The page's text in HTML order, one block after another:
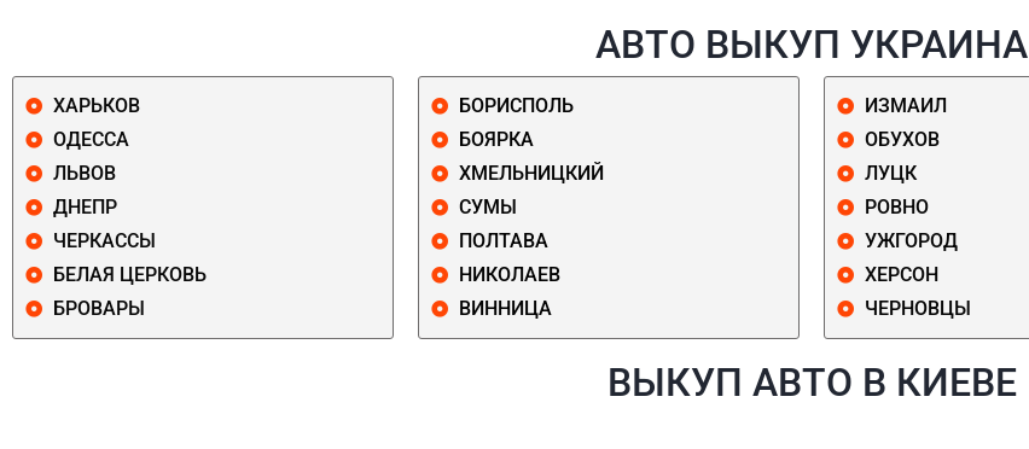
АВТО ВЫКУП УКРАИНА
ХАРЬКОВ
ОДЕССА
ЛЬВОВ
ДНЕПР
ЧЕРКАССЫ
БЕЛАЯ ЦЕРКОВЬ
БРОВАРЫ
БОРИСПОЛЬ
БОЯРКА
ХМЕЛЬНИЦКИЙ
СУМЫ
ПОЛТАВА
НИКОЛАЕВ
ВИННИЦА
ИЗМАИЛ
ОБУХОВ
ЛУЦК
РОВНО
УЖГОРОД
ХЕРСОН
ЧЕРНОВЦЫ
ВЫКУП АВТО В КИЕВЕ